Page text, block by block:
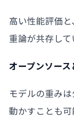
高い性能評価
重論が共存して
オープンソー
モデルの重み
動かすことも可